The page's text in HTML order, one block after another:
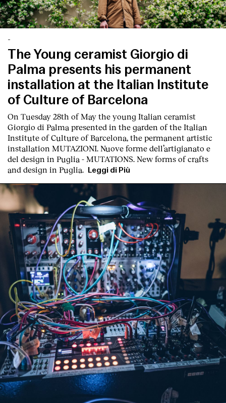
-
The Young ceramist Giorgio di
Palma presents his permanent
installation at the Italian Institute
of Culture of Barcelona
On Tuesday 28th of May the young Italian ceramist
Giorgio di Palma presented in the garden of the Italian
Institute of Culture of Barcelona, the permanent artistic
installation MUTAZIONI. Nuove forme dell’artigianato e
del design in Puglia - MUTATIONS. New forms of crafts
and design in Puglia.
Leggi di Più